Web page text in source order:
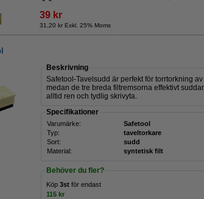
39 kr
31,20 kr Exkl. 25% Moms
Beskrivning
Safetool-Tavelsudd är perfekt för torrtorkning
medan de tre breda filtremsorna effektivt
alltid ren och tydlig skrivyta.
Specifikationer
Varumärke: Safetool
Typ:
taveltorkare
Sort:
sudd
Material:
syntetisk filt
Behöver du fler?
Köp 3st för endast
115 kr